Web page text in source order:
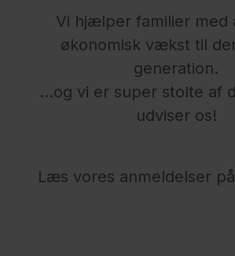
Vi hjælper familier med
økonomisk vækst til
generation.
...og vi er super stolte af
udviser os!
Læs vores anmeldelser på